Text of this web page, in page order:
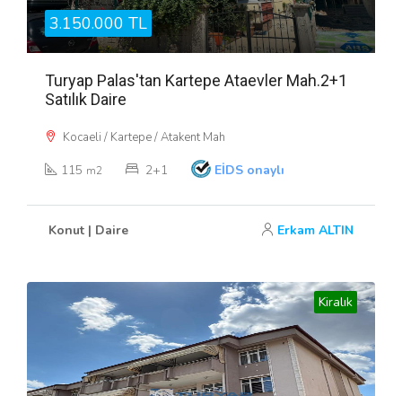
3.150.000 TL
Turyap Palas'tan Kartepe Ataevler Mah.2+1
Satılık Daire
Kocaeli / Kartepe / Atakent Mah
115 m2 2+1 EİDS onaylı
Konut | Daire Erkam ALTIN
Kiralık